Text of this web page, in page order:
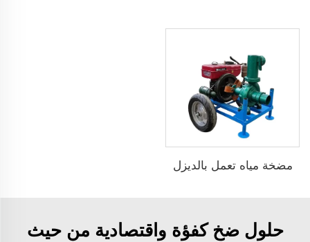
مضخة مياه تعمل بالديزل
حلول ضخ كفؤة واقتصادية من حيث